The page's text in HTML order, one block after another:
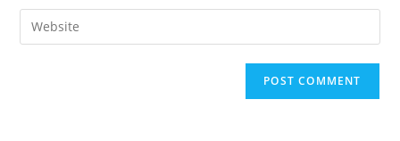
comment
email
address
Enter
your